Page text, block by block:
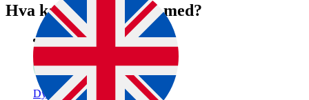
Hva kan vi hjelpe deg med?
Dyr